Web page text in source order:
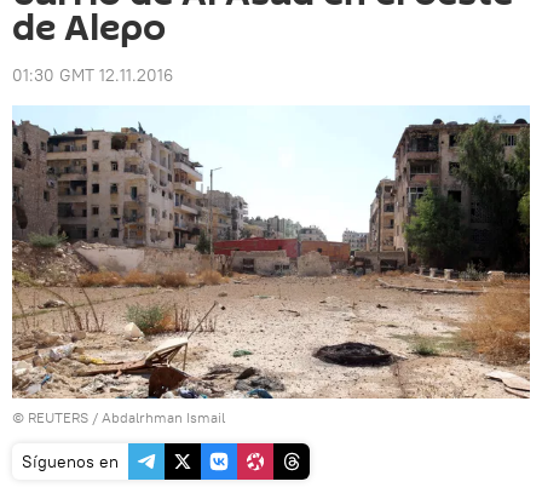
de Alepo
01:30 GMT 12.11.2016
© REUTERS / Abdalrhman Ismail
Síguenos en